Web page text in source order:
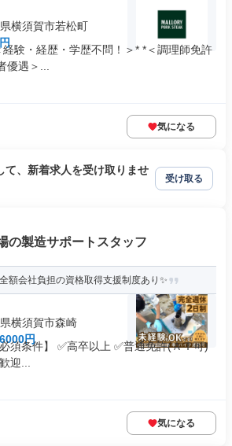
横須賀市若松町
験・経歴・学歴不問！＞* *＜調理師免許
優遇＞...
気になる
て、新着求人を受け取りませ
受け取る
の製造サポートスタッフ
額会社負担の資格取得支援制度あり✨
横須賀市森崎
円
須条件】 ✅高卒以上 ✅普通免許(ＡＴ可)
迎...
気になる